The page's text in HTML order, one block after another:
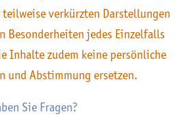
verkürzten Darstellungen
Besonderheiten jedes Einzelfalls
Inhalte zudem keine persönliche
und Abstimmung ersetzen.
Sie Fragen?